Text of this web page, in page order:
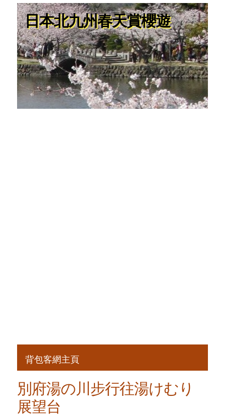
日本北九州春天賞櫻遊
背包客網主頁
別府湯の川步行往湯けむり
展望台